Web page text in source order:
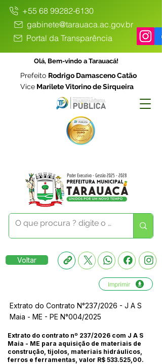
+55 68 99282-6130
gabinete@tarauaca.ac.gov.br
Portal da Transparência
Olá, Bem-vindo a Tarauacá!
Prefeito Rodrigo Damasceno Catão
Vice Marilete Vitorino de Sirqueira
Voltar
Imprimir
Extrato do Contrato N°237/2026 - J A S
Maia - ME - PE N°004/2025
Extrato do contrato nº 237/2026 com J A S
Maia - ME para aquisição de materiais de
construção, tijolos, materiais hidráulicos,
ferros e ferramentas, valor R$ 533.525,00.